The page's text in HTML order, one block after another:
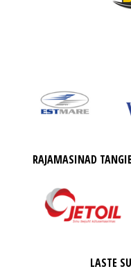
RAJAMASINAD
LASTE